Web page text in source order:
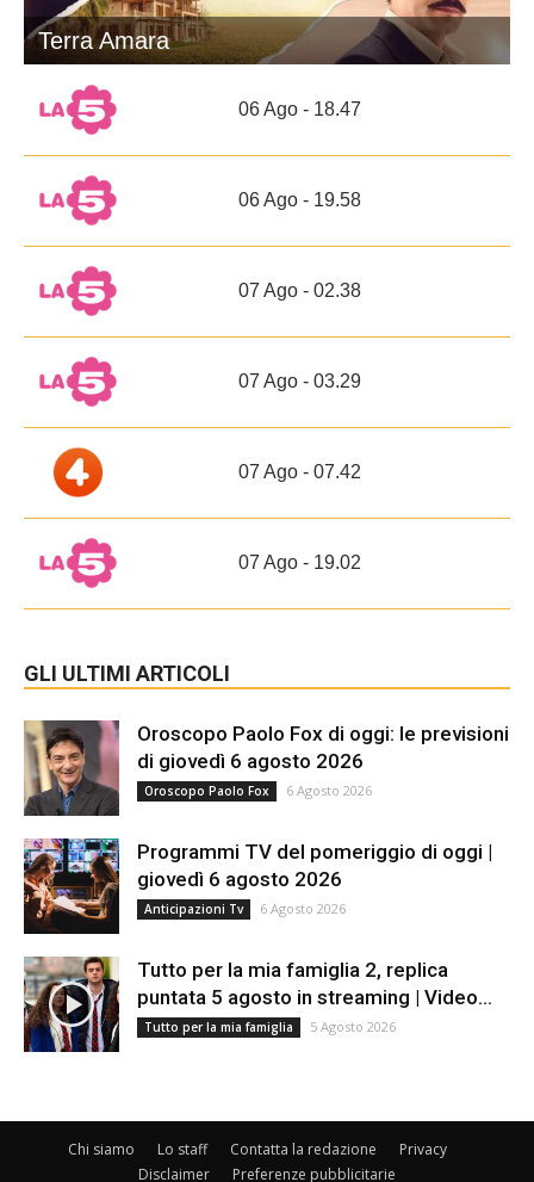
Terra Amara
06 Ago - 18.47
06 Ago - 19.58
07 Ago - 02.38
07 Ago - 03.29
07 Ago - 07.42
07 Ago - 19.02
GLI ULTIMI ARTICOLI
Oroscopo Paolo Fox di oggi: le previsioni
di giovedì 6 agosto 2026
Oroscopo Paolo Fox 6 Agosto 2026
Programmi TV del pomeriggio di oggi |
giovedì 6 agosto 2026
Anticipazioni Tv 6 Agosto 2026
Tutto per la mia famiglia 2, replica
puntata 5 agosto in streaming | Video...
Tutto per la mia famiglia 5 Agosto 2026
Chi siamo Lo staff Contatta la redazione
Privacy
Disclaimer
Preferenze pubblicitarie